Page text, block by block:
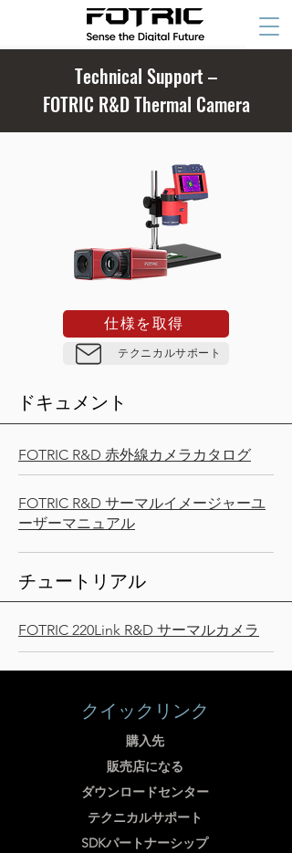
Technical Support –
FOTRIC R&D Thermal Camera
仕様を取得
テクニカルサポート
ドキュメント
FOTRIC R&D 赤外線カメラカタログ
FOTRIC R&D サーマルイメージャーユ
ーザーマニュアル
チュートリアル
FOTRIC 220Link R&D サーマルカメラ
クイックリンク
購入先
販売店になる
ダウンロードセンター
テクニカルサポート
SDKパートナーシップ